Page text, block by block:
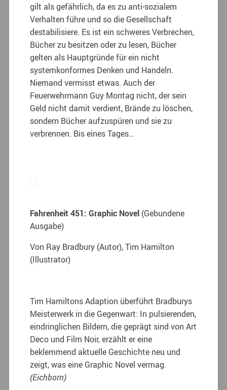
gilt als gefährlich, da es zu anti-sozialem
Verhalten führe und so die Gesellschaft
destabilisiere. Es ist ein schweres Verbrechen,
Bücher zu besitzen oder zu lesen, Bücher
gelten als Hauptgründe für ein nicht
systemkonformes Denken und Handeln.
Niemand vermisst etwas. Auch der
Feuerwehrmann Guy Montag nicht, der sein
Geld nicht damit verdient, Brände zu löschen,
sondern Bücher aufzuspüren und sie zu
verbrennen. Bis eines Tages…
Fahrenheit 451: Graphic Novel (Gebundene
Ausgabe)
Von Ray Bradbury (Autor), Tim Hamilton
(Illustrator)
Tim Hamiltons Adaption überführt Bradburys
Meisterwerk in die Gegenwart: In pulsierenden,
eindringlichen Bildern, die geprägt sind von Art
Deco und Film Noir, erzählt er eine
beklemmend aktuelle Geschichte neu und
zeigt, was eine Graphic Novel vermag.
(Eichborn)